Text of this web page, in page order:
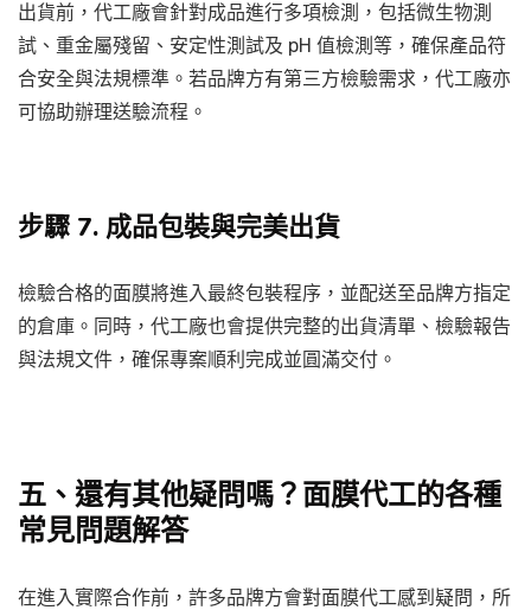
出貨前，代工廠會針對成品進行多項檢測，包括微生物測
試、重金屬殘留、安定性測試及 pH 值檢測等，確保產品符
合安全與法規標準。若品牌方有第三方檢驗需求，代工廠亦
可協助辦理送驗流程。
步驟 7. 成品包裝與完美出貨
檢驗合格的面膜將進入最終包裝程序，並配送至品牌方指定
的倉庫。同時，代工廠也會提供完整的出貨清單、檢驗報告
與法規文件，確保專案順利完成並圓滿交付。
五、還有其他疑問嗎？面膜代工的各種
常見問題解答
在進入實際合作前，許多品牌方會對面膜代工感到疑問，所